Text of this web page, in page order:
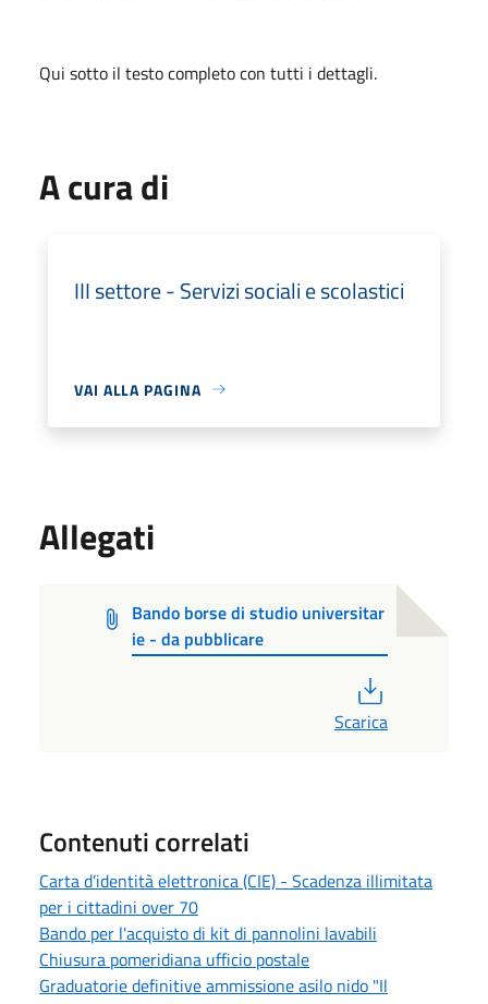
Qui sotto il testo completo con tutti i dettagli.
A cura di
III settore - Servizi sociali e scolastici
VAI ALLA PAGINA
Allegati
Bando borse di studio universitar
ie - da pubblicare
Scarica
Contenuti correlati
Carta d’identità elettronica (CIE) - Scadenza illimitata
per i cittadini over 70
Bando per l'acquisto di kit di pannolini lavabili
Chiusura pomeridiana ufficio postale
Graduatorie definitive ammissione asilo nido "Il